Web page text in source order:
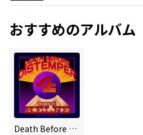
おすすめのアルバム
Death Before Distemper 4 (Digital Version) Mixed By Kelpe